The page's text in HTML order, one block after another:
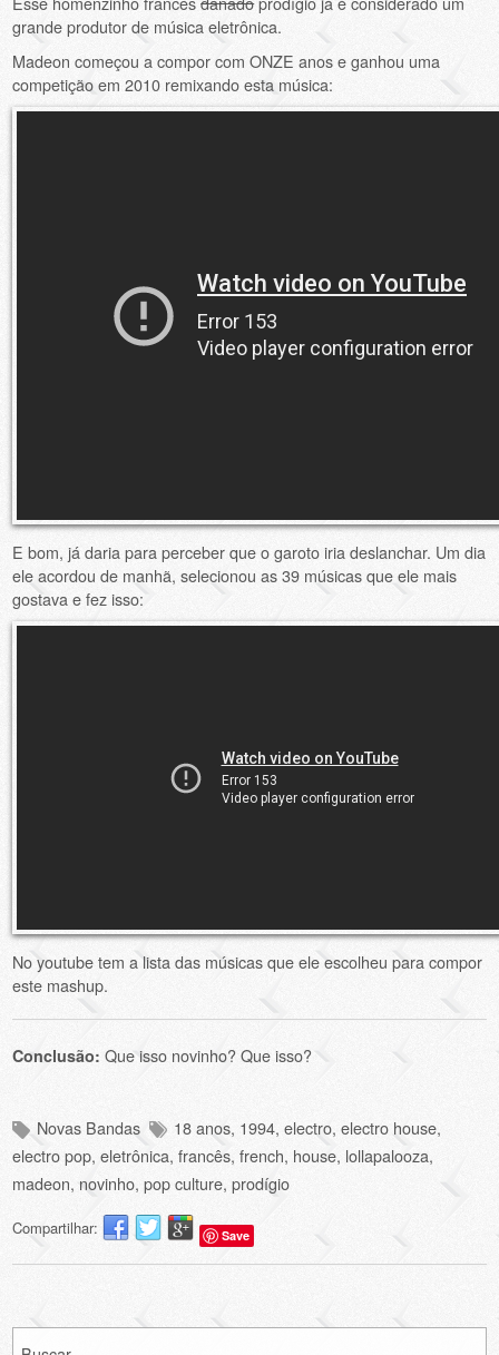
grande produtor de música eletrônica.
Madeon começou a compor com ONZE anos e ganhou uma
competição em 2010 remixando esta música:
E bom, já daria para perceber que o garoto iria deslanchar. Um dia
ele acordou de manhã, selecionou as 39 músicas que ele mais
gostava e fez isso:
No youtube tem a lista das músicas que ele escolheu para compor
este mashup.
Conclusão: Que isso novinho? Que isso?
Novas Bandas 18 anos, 1994,electro,electro house,
electro pop,eletrônica,francês,french, house, lollapalooza,
madeon,novinho,pop culture,prodígio
Compartilhar: Save